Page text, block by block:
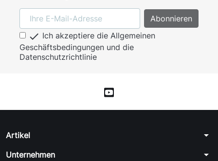
 Ich akzeptiere die Allgemeinen
Geschäftsbedingungen und die
Datenschutzrichtlinie
Artikel arrow_drop_down
Unternehmen arrow_drop_down